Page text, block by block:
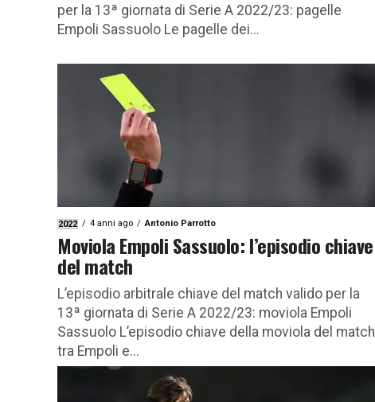
per la 13ª giornata di Serie A 2022/23: pagelle
Empoli Sassuolo Le pagelle dei...
2022 4 anni ago Antonio Parrotto
Moviola Empoli Sassuolo: l’episodio chiave
del match
L’episodio arbitrale chiave del match valido per la
13ª giornata di Serie A 2022/23: moviola Empoli
Sassuolo L’episodio chiave della moviola del match
tra Empoli e...